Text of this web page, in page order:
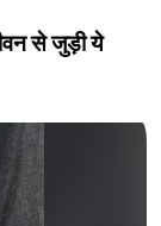
से जुड़ी ये